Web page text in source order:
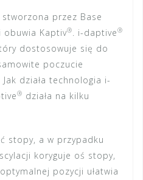
przez Base
Kaptiv®. i-daptive®
dostosowuje się do
poczucie
Jak działa technologia i-
® działa na kilku
stopy, a w przypadku
koryguje oś stopy,
pozycji ułatwia